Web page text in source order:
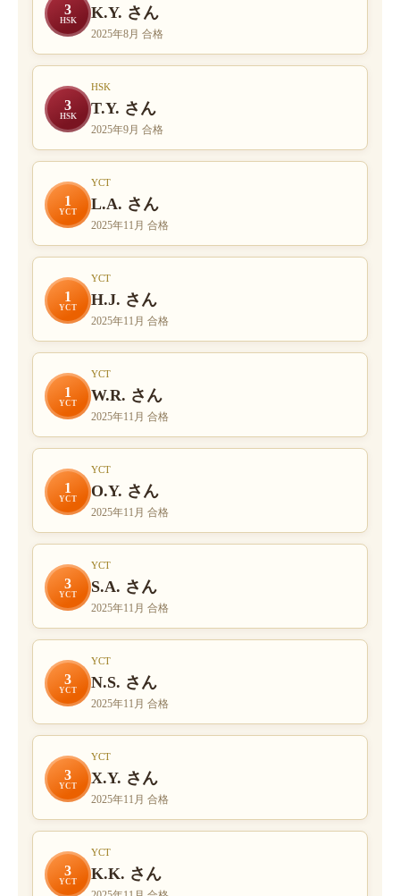
3
HSK K.Y. さん
2025年8月 合格
3
HSK
HSK
T.Y. さん
2025年9月 合格
1
YCT
YCT
L.A. さん
2025年11月 合格
1
YCT
YCT
H.J. さん
2025年11月 合格
1
YCT
YCT
W.R. さん
2025年11月 合格
1
YCT
YCT
O.Y. さん
2025年11月 合格
3
YCT
YCT
S.A. さん
2025年11月 合格
3
YCT
YCT
N.S. さん
2025年11月 合格
3
YCT
YCT
X.Y. さん
2025年11月 合格
3
YCT
YCT
K.K. さん